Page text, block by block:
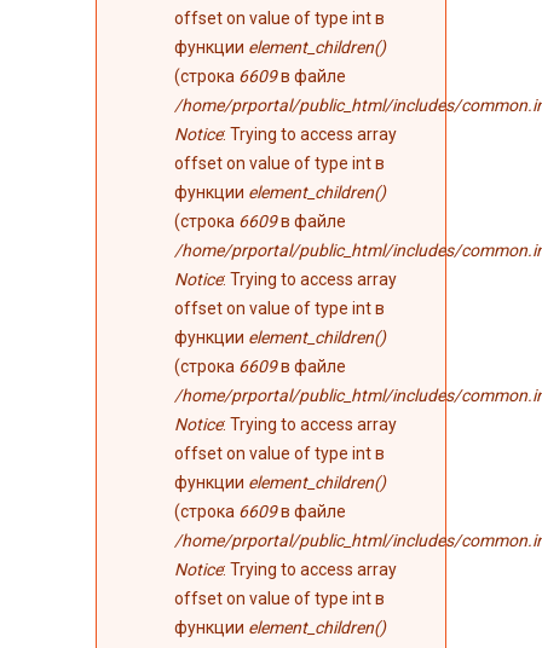
offset on value of type int в
функции element_children()
(строка 6609в файле
/home/prportal/public_html/includes/
Notice: Trying to access array
offset on value of type int в
функции element_children()
(строка 6609в файле
/home/prportal/public_html/includes/
Notice: Trying to access array
offset on value of type int в
функции element_children()
(строка 6609в файле
/home/prportal/public_html/includes/
Notice: Trying to access array
offset on value of type int в
функции element_children()
(строка 6609в файле
/home/prportal/public_html/includes/
Notice: Trying to access array
offset on value of type int в
функции element_children()